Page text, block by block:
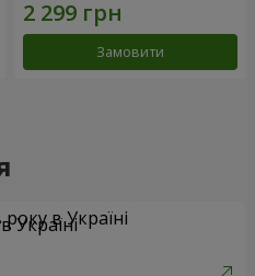
Замовити
в Україні